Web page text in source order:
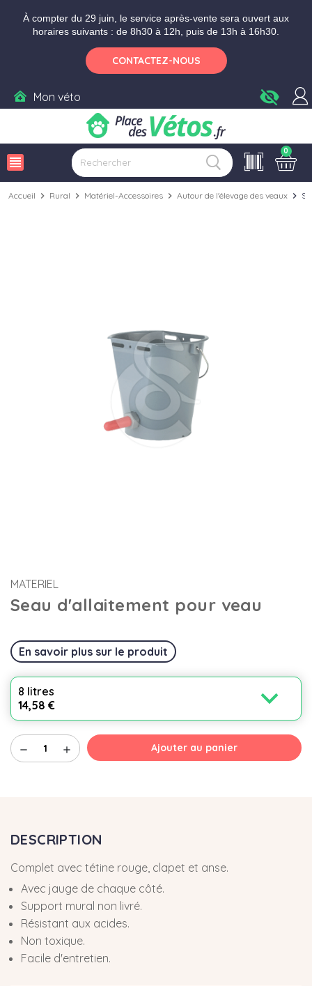
À compter du 29 juin, le service après-vente sera ouvert aux
horaires suivants : de 8h30 à 12h, puis de 13h à 16h30.
CONTACTEZ-NOUS
Mon véto visibility_off
view_headline
0
Accueil chevron_right Rural chevron_right Matériel-Accessoires chevron_right Autour de l'élevage des veaux chevron_right
MATERIEL
Seau d'allaitement pour veau
En savoir plus sur le produit
8 litres
14,58 €
expand_more
remove add Ajouter au panier
DESCRIPTION
Complet avec tétine rouge, clapet et anse.
Avec jauge de chaque côté.
Support mural non livré.
Résistant aux acides.
Non toxique.
Facile d'entretien.